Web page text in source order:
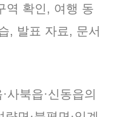
역 확인, 여행 동
, 발표 자료, 문서
사북읍·신동읍의